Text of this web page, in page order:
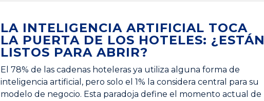
LA INTELIGENCIA ARTIFICIAL TOCA
LA PUERTA DE LOS HOTELES: ¿ESTÁN
LISTOS PARA ABRIR?
El 78% de las cadenas hoteleras ya utiliza alguna forma de
inteligencia artificial, pero solo el 1% la considera central para su
modelo de negocio. Esta paradoja define el momento actual de